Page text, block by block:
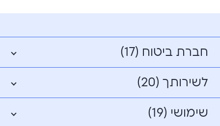
חברת ביטוח (17)
לשירותך (20)
שימושי (19)